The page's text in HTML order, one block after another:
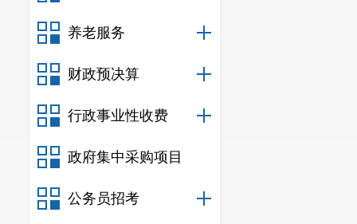
养老服务
财政预决算
行政事业性收费
政府集中采购项目
公务员招考